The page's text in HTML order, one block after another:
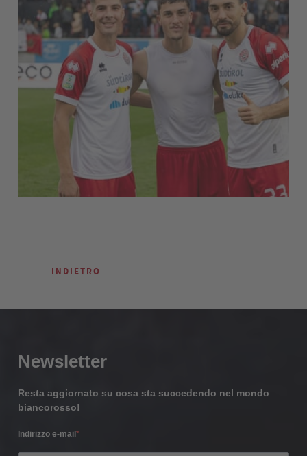
INDIETRO
Newsletter
Resta aggiornato su cosa sta succedendo nel mondo
biancorosso!
Indirizzo e-mail